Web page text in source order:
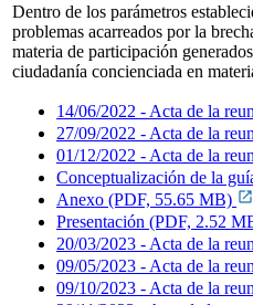
Dentro de los parámetros
problemas acarreados por la
materia de participación
ciudadanía concienciada en
14/06/2022 - Acta de la
27/09/2022 - Acta de la
01/12/2022 - Acta de la
Conceptualización de la
Anexo (PDF, 55.65 MB)
Presentación (PDF, 2.52
20/03/2023 - Acta de la
09/05/2023 - Acta de la
09/10/2023 - Acta de la